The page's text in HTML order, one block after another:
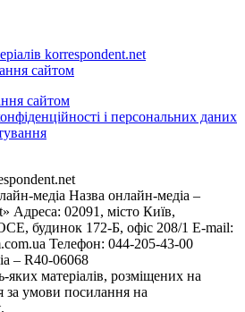
korrespondent.net
сайтом
сайтом
і персональних даних
медіа Назва онлайн-медіа –
Адреса: 02091, місто Київ,
будинок 172-Б, офіс 208/1 E-mail:
Телефон: 044-205-43-00
– R40-06068
яких матеріалів, розміщених на
за умови посилання на